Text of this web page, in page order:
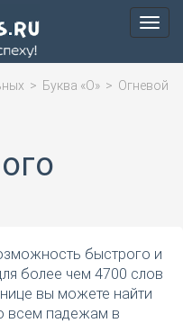
Меню
> Буква «О» > Огневой
быстрого и
более чем 4700 слов
вы можете найти
всем падежам в